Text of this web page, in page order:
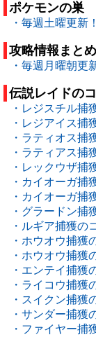
ポケモンの巣
・毎週土曜更新！
攻略情報まとめ
・毎週月曜朝更
伝説レイドの
・レジスチル捕
・レジアイス捕
・ラティオス捕
・ラティアス捕
・レックウザ捕
・カイオーガ捕
・カイオーガ捕
・グラードン捕
・ルギア捕獲の
・ホウオウ捕獲
・ホウオウ捕獲
・エンテイ捕獲
・ライコウ捕獲
・スイクン捕獲
・サンダー捕獲
・ファイヤー捕